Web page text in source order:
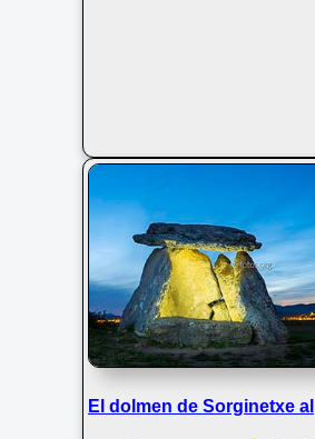
El dolmen de Sorginetxe al